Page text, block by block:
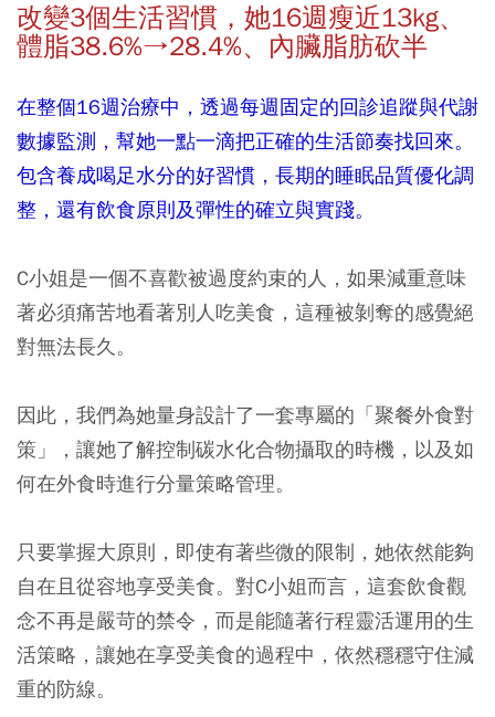
改變3個生活習慣，她16週瘦近13kg、
體脂38.6%→28.4%、內臟脂肪砍半
在整個16週治療中，透過每週固定的回診追蹤與代謝
數據監測，幫她一點一滴把正確的生活節奏找回來。
包含養成喝足水分的好習慣，長期的睡眠品質優化調
整，還有飲食原則及彈性的確立與實踐。
C小姐是一個不喜歡被過度約束的人，如果減重意味
著必須痛苦地看著別人吃美食，這種被剝奪的感覺絕
對無法長久。
因此，我們為她量身設計了一套專屬的「聚餐外食對
策」，讓她了解控制碳水化合物攝取的時機，以及如
何在外食時進行分量策略管理。
只要掌握大原則，即使有著些微的限制，她依然能夠
自在且從容地享受美食。對C小姐而言，這套飲食觀
念不再是嚴苛的禁令，而是能隨著行程靈活運用的生
活策略，讓她在享受美食的過程中，依然穩穩守住減
重的防線。